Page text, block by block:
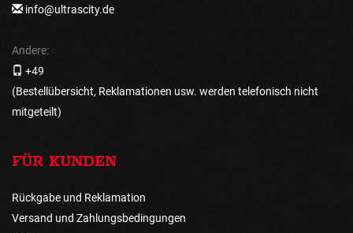
info@ultrascity.de
Andere:
+49
(Bestellübersicht, Reklamationen usw. werden telefonisch nicht
mitgeteilt)
FÜR KUNDEN
Rückgabe und Reklamation
Versand und Zahlungsbedingungen